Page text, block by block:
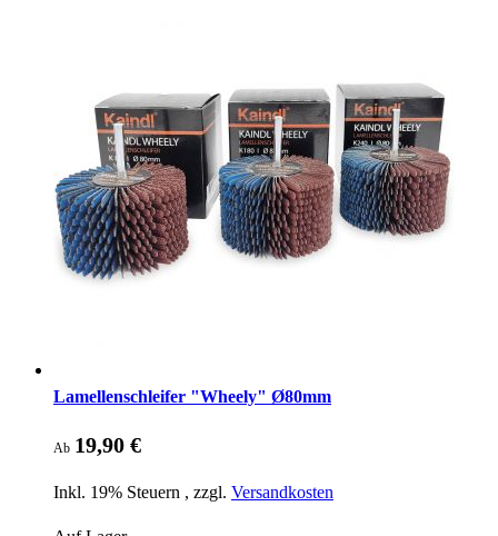
Lamellenschleifer "Wheely" Ø80mm
Ab 19,90 €
Inkl. 19% Steuern , zzgl. Versandkosten